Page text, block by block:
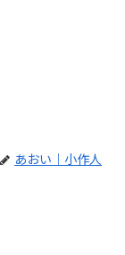
あおい｜小作人